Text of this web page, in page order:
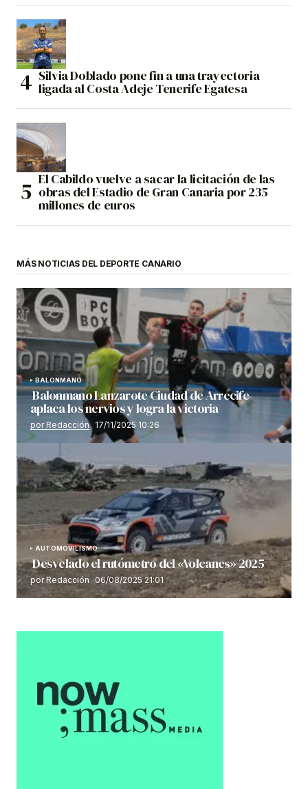
Silvia Doblado pone fin a una trayectoria
ligada al Costa Adeje Tenerife Egatesa
El Cabildo vuelve a sacar la licitación de las
obras del Estadio de Gran Canaria por 235
millones de euros
MÁS NOTICIAS DEL DEPORTE CANARIO
BALONMANO
Balonmano Lanzarote Ciudad de Arrecife
aplaca los nervios y logra la victoria
por Redacción 17/11/2025 10:26
AUTOMOVILISMO
Desvelado el rutómetro del «Volcanes» 2025
por Redacción 06/08/2025 21:01